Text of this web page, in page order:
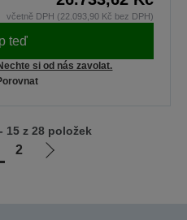
včetně DPH (22.093,90 Kč bez DPH)
teď
si od nás zavolat.
2
Jít
15 z 28 položek